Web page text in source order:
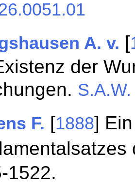
A. v. [
der
S.A.W.
F. [1888]
1522.